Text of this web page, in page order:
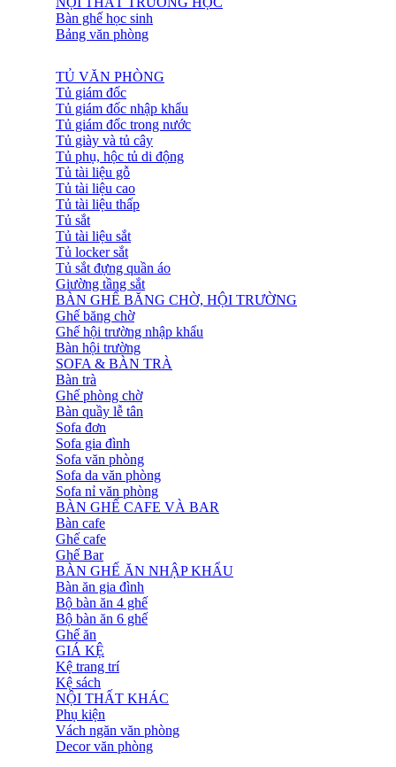
Bàn ghế học sinh
Bảng văn phòng
TỦ VĂN PHÒNG
Tủ giám đốc
Tủ giám đốc nhập khẩu
Tủ giám đốc trong nước
Tủ giày và tủ cây
Tủ phụ, hộc tủ di động
Tủ tài liệu gỗ
Tủ tài liệu cao
Tủ tài liệu thấp
Tủ sắt
Tủ tài liệu sắt
Tủ locker sắt
Tủ sắt đựng quần áo
Giường tầng sắt
BÀN GHẾ BĂNG CHỜ, HỘI TRƯỜNG
Ghế băng chờ
Ghế hội trường nhập khẩu
Bàn hội trường
SOFA & BÀN TRÀ
Bàn trà
Ghế phòng chờ
Bàn quầy lễ tân
Sofa đơn
Sofa gia đình
Sofa văn phòng
Sofa da văn phòng
Sofa nỉ văn phòng
BÀN GHẾ CAFE VÀ BAR
Bàn cafe
Ghế cafe
Ghế Bar
BÀN GHẾ ĂN NHẬP KHẨU
Bàn ăn gia đình
Bộ bàn ăn 4 ghế
Bộ bàn ăn 6 ghế
Ghế ăn
GIÁ KỆ
Kệ trang trí
Kệ sách
NỘI THẤT KHÁC
Phụ kiện
Vách ngăn văn phòng
Decor văn phòng